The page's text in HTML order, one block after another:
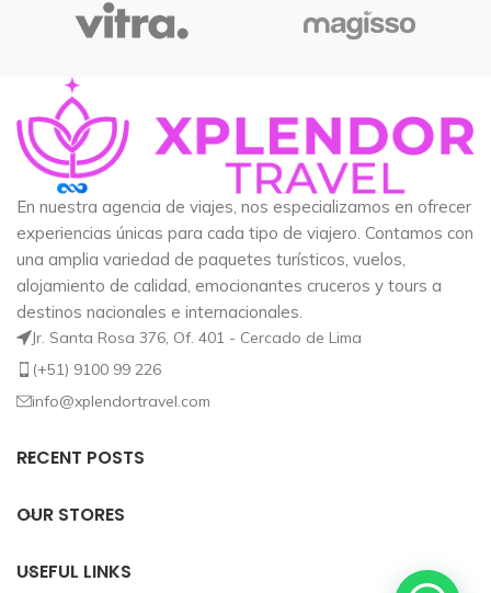
En nuestra agencia de viajes, nos especializamos en ofrecer
experiencias únicas para cada tipo de viajero. Contamos con
una amplia variedad de paquetes turísticos, vuelos,
alojamiento de calidad, emocionantes cruceros y tours a
destinos nacionales e internacionales.
Jr. Santa Rosa 376, Of. 401 - Cercado de Lima
(+51) 9100 99 226
info@xplendortravel.com
RECENT POSTS
OUR STORES
USEFUL LINKS